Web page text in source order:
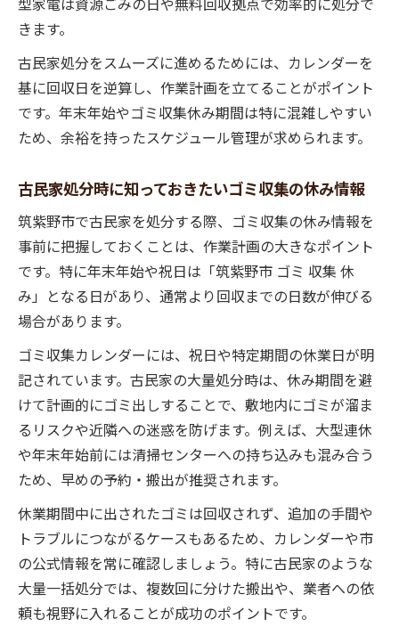
きます。
古民家処分をスムーズに進めるためには、カレンダーを
基に回収日を逆算し、作業計画を立てることがポイント
です。年末年始やゴミ収集休み期間は特に混雑しやすい
ため、余裕を持ったスケジュール管理が求められます。
古民家処分時に知っておきたいゴミ収集の休み情報
筑紫野市で古民家を処分する際、ゴミ収集の休み情報を
事前に把握しておくことは、作業計画の大きなポイント
です。特に年末年始や祝日は「筑紫野市 ゴミ 収集 休
み」となる日があり、通常より回収までの日数が伸びる
場合があります。
ゴミ収集カレンダーには、祝日や特定期間の休業日が明
記されています。古民家の大量処分時は、休み期間を避
けて計画的にゴミ出しすることで、敷地内にゴミが溜ま
るリスクや近隣への迷惑を防げます。例えば、大型連休
や年末年始前には清掃センターへの持ち込みも混み合う
ため、早めの予約・搬出が推奨されます。
休業期間中に出されたゴミは回収されず、追加の手間や
トラブルにつながるケースもあるため、カレンダーや市
の公式情報を常に確認しましょう。特に古民家のような
大量一括処分では、複数回に分けた搬出や、業者への依
頼も視野に入れることが成功のポイントです。